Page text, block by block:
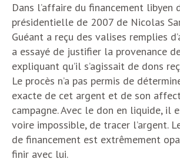
Dans l’affaire du financement libyen
présidentielle de 2007 de Nicolas
Guéant a reçu des valises remplies
a essayé de justifier la provenance
expliquant qu’il s’agissait de dons
Le procès n’a pas permis de
exacte de cet argent et de son
campagne. Avec le don en liquide, il
voire impossible, de tracer l’argent.
de financement est extrêmement
finir avec lui.